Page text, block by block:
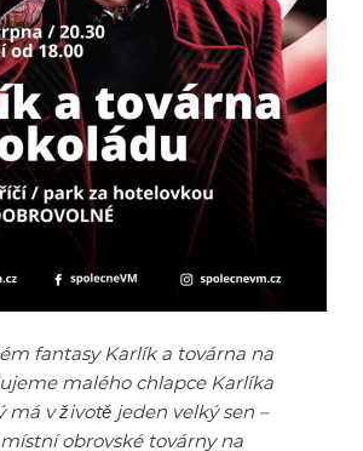
fantasy Karlík a továrna na
malého chlapce Karlíka
má v životě jeden velký sen –
obrovské továrny na